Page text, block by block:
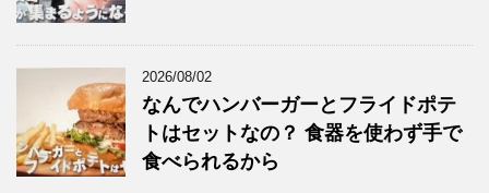
2026/08/02
なんでハンバーガーとフライドポテ
トはセットなの？ 食器を使わず手で
食べられるから